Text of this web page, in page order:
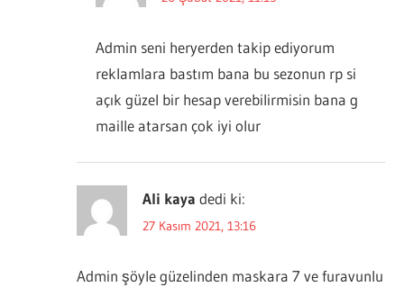
Admin seni heryerden takip ediyorum
reklamlara bastım bana bu sezonun rp si
açık güzel bir hesap verebilirmisin bana g
maille atarsan çok iyi olur
Ali kaya dedi ki:
27 Kasım 2021, 13:16
Admin şöyle güzelinden maskara 7 ve furavunlu